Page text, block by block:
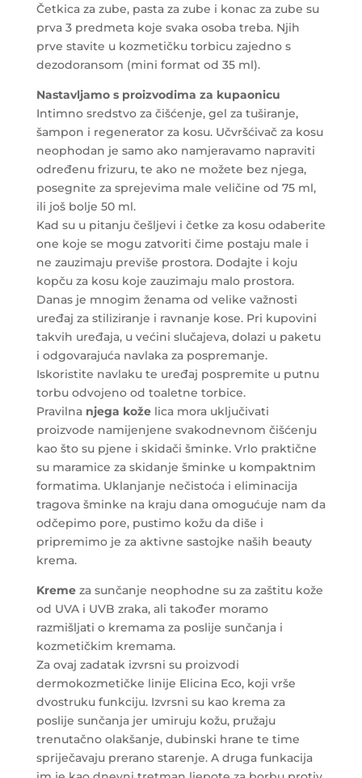
Četkica za zube, pasta za zube i konac za zube su
prva 3 predmeta koje svaka osoba treba. Njih
prve stavite u kozmetičku torbicu zajedno s
dezodoransom (mini format od 35 ml).
Nastavljamo s proizvodima za kupaonicu
Intimno sredstvo za čišćenje, gel za tuširanje,
šampon i regenerator za kosu. Učvršćivač za kosu
neophodan je samo ako namjeravamo napraviti
određenu frizuru, te ako ne možete bez njega,
posegnite za sprejevima male veličine od 75 ml,
ili još bolje 50 ml.
Kad su u pitanju češljevi i četke za kosu odaberite
one koje se mogu zatvoriti čime postaju male i
ne zauzimaju previše prostora. Dodajte i koju
kopču za kosu koje zauzimaju malo prostora.
Danas je mnogim ženama od velike važnosti
uređaj za stiliziranje i ravnanje kose. Pri kupovini
takvih uređaja, u većini slučajeva, dolazi u paketu
i odgovarajuća navlaka za pospremanje.
Iskoristite navlaku te uređaj pospremite u putnu
torbu odvojeno od toaletne torbice.
Pravilna njega koželica mora uključivati ​​
proizvode namijenjene svakodnevnom čišćenju
kao što su pjene i skidači šminke. Vrlo praktične
su maramice za skidanje šminke u kompaktnim
formatima. Uklanjanje nečistoća i eliminacija
tragova šminke na kraju dana omogućuje nam da
odčepimo pore, pustimo kožu da diše i
pripremimo je za aktivne sastojke naših beauty
krema.
Kreme za sunčanje neophodne su za zaštitu kože
od UVA i UVB zraka, ali također moramo
razmišljati o kremama za poslije sunčanja i
kozmetičkim kremama.
Za ovaj zadatak izvrsni su proizvodi
dermokozmetičke linije Elicina Eco, koji vrše
dvostruku funkciju. Izvrsni su kao krema za
poslije sunčanja jer umiruju kožu, pružaju
trenutačno olakšanje, dubinski hrane te time
spriječavaju prerano starenje. A druga funkacija